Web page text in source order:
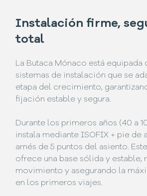
Instalación firme,
total
La Butaca Mónaco está equipada
sistemas de instalación que se
etapa del crecimiento,
fijación estable y segura.
Durante los primeros años (40 a
instala mediante ISOFIX + pie de
arnés de 5 puntos del asiento.
ofrece una base sólida y estable,
movimiento y asegurando la
en los primeros viajes.